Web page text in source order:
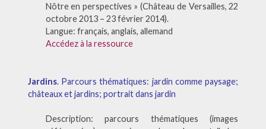
Nôtre en perspectives » (Château de Versailles, 22
octobre 2013 – 23 février 2014).
Langue: français, anglais, allemand
Accédez à la ressource
Jardins. Parcours thématiques: jardin comme paysage;
châteaux et jardins; portrait dans jardin
Description: parcours thématiques (images